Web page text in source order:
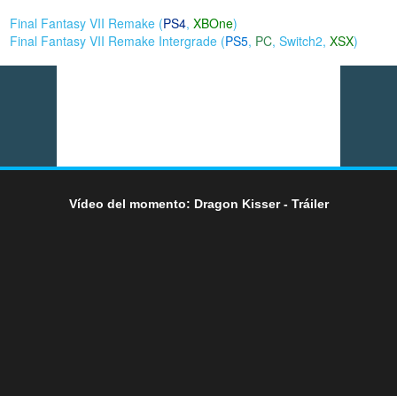
Final Fantasy VII Remake (PS4,XBOne)
Final Fantasy VII Remake Intergrade (PS5, PC,Switch2,XSX)
Vídeo del momento: Dragon Kisser - Tráiler